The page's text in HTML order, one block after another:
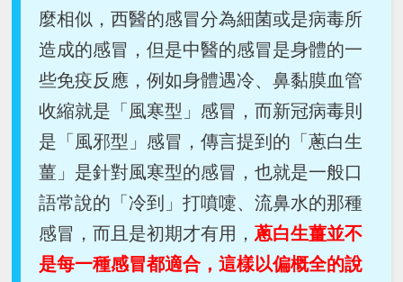
麼相似，西醫的感冒分為細菌或是病毒所
造成的感冒，但是中醫的感冒是身體的一
些免疫反應，例如身體遇冷、鼻黏膜血管
收縮就是「風寒型」感冒，而新冠病毒則
是「風邪型」感冒，傳言提到的「蔥白生
薑」是針對風寒型的感冒，也就是一般口
語常說的「冷到」打噴嚏、流鼻水的那種
感冒，而且是初期才有用，蔥白生薑並不
是每一種感冒都適合，這樣以偏概全的說